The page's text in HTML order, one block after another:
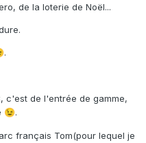
de la loterie de Noël...
.
c'est de l'entrée de gamme,
😉.
français Tom(pour lequel je